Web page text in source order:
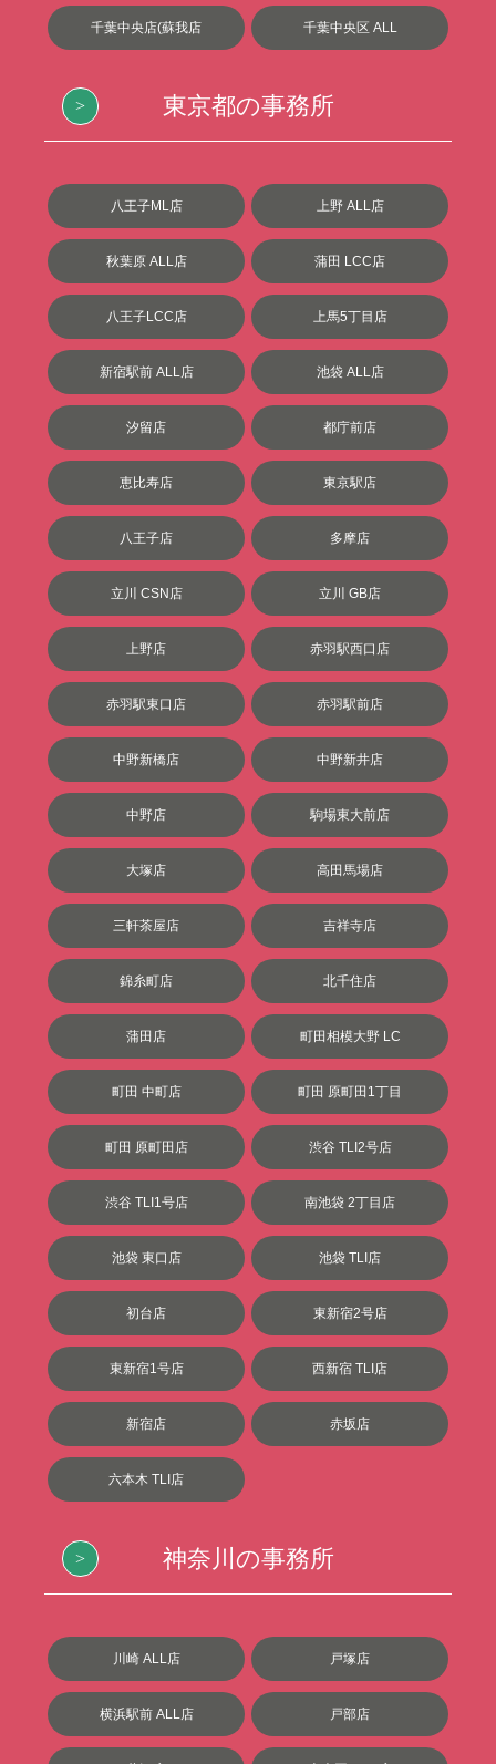
千葉中央店(蘇我店 千葉中央区 ALL
東京都の事務所
八王子ML店 上野 ALL店
秋葉原 ALL店 蒲田 LCC店
八王子LCC店 上馬5丁目店
新宿駅前 ALL店 池袋 ALL店
汐留店 都庁前店
恵比寿店 東京駅店
八王子店 多摩店
立川 CSN店 立川 GB店
上野店 赤羽駅西口店
赤羽駅東口店 赤羽駅前店
中野新橋店 中野新井店
中野店 駒場東大前店
大塚店 高田馬場店
三軒茶屋店 吉祥寺店
錦糸町店 北千住店
蒲田店 町田相模大野 LC
町田 中町店 町田 原町田1丁目
町田 原町田店 渋谷 TLI2号店
渋谷 TLI1号店 南池袋 2丁目店
池袋 東口店 池袋 TLI店
初台店 東新宿2号店
東新宿1号店 西新宿 TLI店
新宿店 赤坂店
六本木 TLI店
神奈川の事務所
川崎 ALL店 戸塚店
横浜駅前 ALL店 戸部店